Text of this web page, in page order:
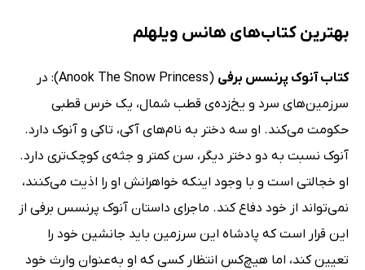
بهترین کتاب‌های هانس ویلهلم
کتاب آنوک پرنسس برفی
(Anook The Snow Princess): در
سرزمین‌های سرد و یخ‌زده‌ی قطب شمال، یک خرس قطبی
حکومت می‌کند. او سه دختر به نام‌های آکی، تاکی و آنوک دارد.
آنوک نسبت به دو دختر دیگر، سن کمتر و جثه‌ی کوچک‌تری دارد.
او خجالتی است و با وجود اینکه خواهرانش او را اذیت می‌کنند،
نمی‌تواند از خود دفاع کند. ماجرای داستان آنوک پرنسس برفی از
این قرار است که پادشاه این سرزمین باید جانشین خود را
تعیین کند، اما هیچ‌کس انتظار کسی که او به‌عنوان وارث خود